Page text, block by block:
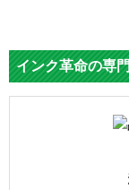
インク革命の専